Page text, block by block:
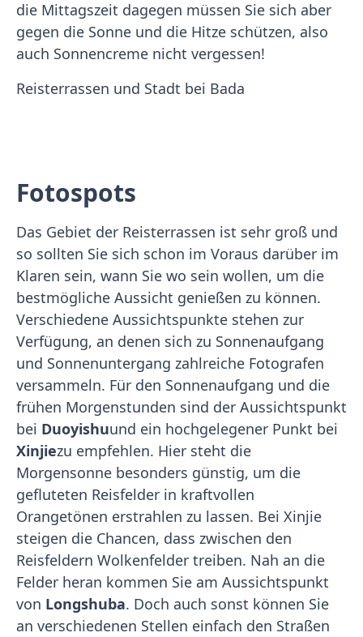
die Mittagszeit dagegen müssen Sie sich aber
gegen die Sonne und die Hitze schützen, also
auch Sonnencreme nicht vergessen!
Reisterrassen und Stadt bei Bada
Fotospots
Das Gebiet der Reisterrassen ist sehr groß und
so sollten Sie sich schon im Voraus darüber im
Klaren sein, wann Sie wo sein wollen, um die
bestmögliche Aussicht genießen zu können.
Verschiedene Aussichtspunkte stehen zur
Verfügung, an denen sich zu Sonnenaufgang
und Sonnenuntergang zahlreiche Fotografen
versammeln. Für den Sonnenaufgang und die
frühen Morgenstunden sind der Aussichtspunkt
bei Duoyishuund ein hochgelegener Punkt bei
Xinjiezu empfehlen. Hier steht die
Morgensonne besonders günstig, um die
gefluteten Reisfelder in kraftvollen
Orangetönen erstrahlen zu lassen. Bei Xinjie
steigen die Chancen, dass zwischen den
Reisfeldern Wolkenfelder treiben. Nah an die
Felder heran kommen Sie am Aussichtspunkt
von Longshuba. Doch auch sonst können Sie
an verschiedenen Stellen einfach den Straßen